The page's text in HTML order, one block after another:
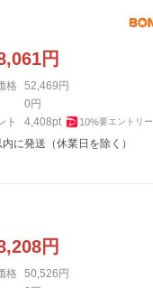
円
格 52,469円
0円
ト
4,408pt 10%要エントリー
に発送（休業日を除く）
円
格 50,526円